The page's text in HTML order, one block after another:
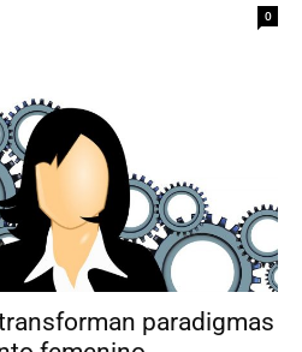
0
paradigmas